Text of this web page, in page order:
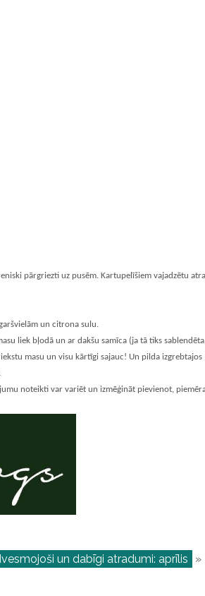
pārgriezti uz pusēm. Kartupelīšiem vajadzētu
un citrona sulu.
liek bļodā un ar dakšu samīca (ja tā tiks
masu un visu kārtīgi sajauc! Un pilda izgrebtajos
noteikti var variēt un izmēģināt pievienot,
un dabīgi atradumi: aprīlis »